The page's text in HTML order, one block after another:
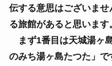
伝する意思はございま
る旅館があると思います
まず1番目は天城湯ヶ
のみち湯ヶ島たつた」で